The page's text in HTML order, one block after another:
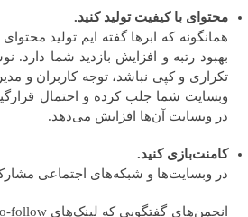
محتوای با کیفیت تولید کنید.
همانگونه که ابرها گفته ایم تولید
بهبود رتبه و افزایش بازدید شما دارد.
تکراری و کپی نباشد،توجه کاربران و
وبسایت شما جلب کرده و احتمال
در وبسایت ‌آن‌ها افزایش می‌دهد.
کامنت‌بازی کنید.
در وبسایت‌ها و شبکه‌های اجتماعی
انجمن‌های گفتگویی که لینک‌هایfollow